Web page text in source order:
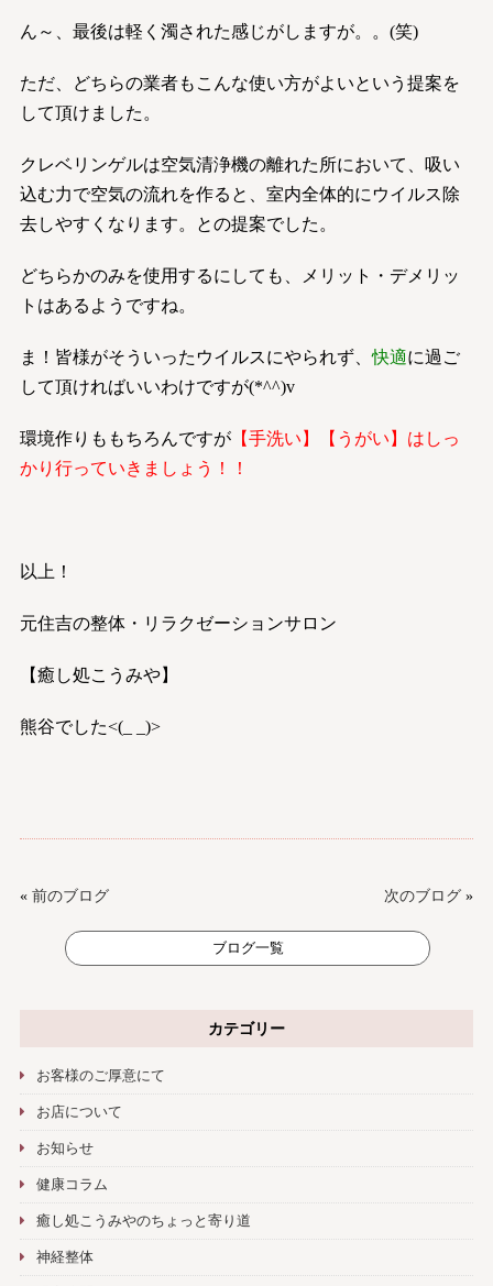
ん～、最後は軽く濁された感じがしますが。。(笑)
ただ、どちらの業者もこんな使い方がよいという提案を
して頂けました。
クレベリンゲルは空気清浄機の離れた所において、吸い
込む力で空気の流れを作ると、室内全体的にウイルス除
去しやすくなります。との提案でした。
どちらかのみを使用するにしても、メリット・デメリッ
トはあるようですね。
ま！皆様がそういったウイルスにやられず、快適に過ご
して頂ければいいわけですが(*^^)v
環境作りももちろんですが【手洗い】【うがい】はしっ
かり行っていきましょう！！
以上！
元住吉の整体・リラクゼーションサロン
【癒し処こうみや】
熊谷でした<(_ _)>
« 前のブログ 次のブログ »
ブログ一覧
カテゴリー
お客様のご厚意にて
お店について
お知らせ
健康コラム
癒し処こうみやのちょっと寄り道
神経整体